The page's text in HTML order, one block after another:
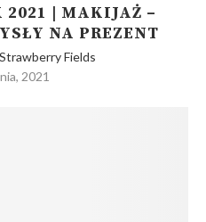
2021 | MAKIJAŻ –
NA PREZENT
Fields
2021